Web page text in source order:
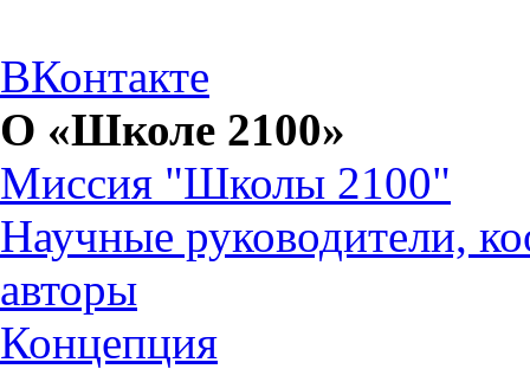
ВКонтакте
О «Школе 2100»
Миссия "Школы 2100"
Научные руководители,
авторы
Концепция